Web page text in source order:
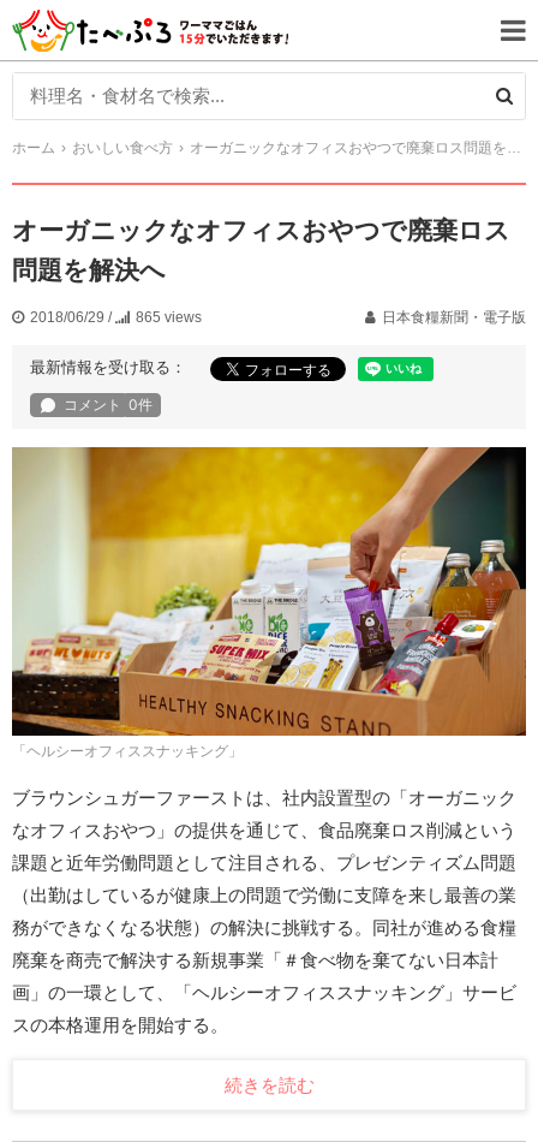
ホーム おいしい食べ方 オーガニックなオフィスおやつで廃棄ロス問題を解決へ
オーガニックなオフィスおやつで廃棄ロス
問題を解決へ
2018/06/29 / 865 views 日本食糧新聞・電子版
最新情報を受け取る：
「ヘルシーオフィススナッキング」
ブラウンシュガーファーストは、社内設置型の「オーガニック
なオフィスおやつ」の提供を通じて、食品廃棄ロス削減という
課題と近年労働問題として注目される、プレゼンティズム問題
（出勤はしているが健康上の問題で労働に支障を来し最善の業
務ができなくなる状態）の解決に挑戦する。同社が進める食糧
廃棄を商売で解決する新規事業「＃食べ物を棄てない日本計
画」の一環として、「ヘルシーオフィススナッキング」サービ
スの本格運用を開始する。
続きを読む